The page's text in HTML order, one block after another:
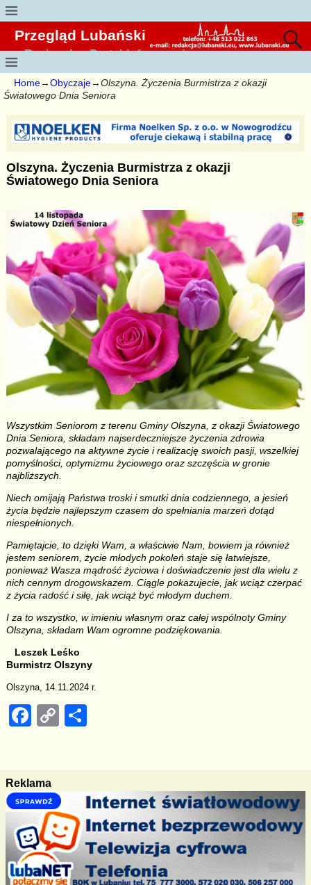
Przegląd Lubański
Regionalny Portal Informacyjny
Home→Obyczaje→Olszyna. Życzenia Burmistrza z okazji
Światowego Dnia Seniora
Olszyna. Życzenia Burmistrza z okazji
Światowego Dnia Seniora
Wszystkim Seniorom z terenu Gminy Olszyna, z okazji Światowego
Dnia Seniora, składam najserdeczniejsze życzenia zdrowia
pozwalającego na aktywne życie i realizację swoich pasji, wszelkiej
pomyślności, optymizmu życiowego oraz szczęścia w gronie
najbliższych.
Niech omijają Państwa troski i smutki dnia codziennego, a jesień
życia będzie najlepszym czasem do spełniania marzeń dotąd
niespełnionych.
Pamiętajcie, to dzięki Wam, a właściwie Nam, bowiem ja również
jestem seniorem, życie młodych pokoleń staje się łatwiejsze,
ponieważ Wasza mądrość życiowa i doświadczenie jest dla wielu z
nich cennym drogowskazem. Ciągle pokazujecie, jak wciąż czerpać
z życia radość i siłę, jak wciąż być młodym duchem.
I za to wszystko, w imieniu własnym oraz całej wspólnoty Gminy
Olszyna, składam Wam ogromne podziękowania.
Leszek Leśko
Burmistrz Olszyny
Olszyna, 14.11.2024 r.
F
e
b
o
o
k
C
Li
n
k
Reklama